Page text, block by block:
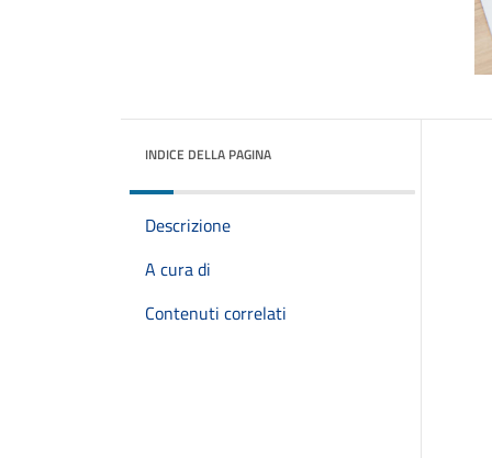
INDICE DELLA PAGINA
Descrizione
A cura di
Contenuti correlati